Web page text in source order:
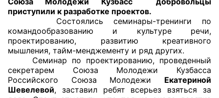
OPKO42@BK.RU
ОБРАТНАЯ СВЯЗЬ
приступили к разработке проектов.
Состоялись семинары-тренинги по
командообразованию и культуре речи,
проектированию, развитию креативного
мышления, тайм-менджементу и ряд других.
Семинар по проектированию, проведенный
секретарем Союза Молодежи Кузбасса
Российского Союза Молодежи Екатериной
Шевелевой, заставил ребят всерьез взяться за